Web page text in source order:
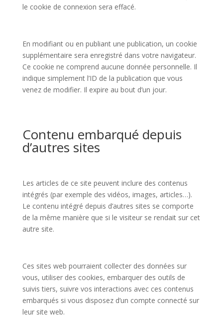
le cookie de connexion sera effacé.
En modifiant ou en publiant une publication, un cookie
supplémentaire sera enregistré dans votre navigateur.
Ce cookie ne comprend aucune donnée personnelle. Il
indique simplement l’ID de la publication que vous
venez de modifier. Il expire au bout d’un jour.
Contenu embarqué depuis
d’autres sites
Les articles de ce site peuvent inclure des contenus
intégrés (par exemple des vidéos, images, articles…).
Le contenu intégré depuis d’autres sites se comporte
de la même manière que si le visiteur se rendait sur cet
autre site.
Ces sites web pourraient collecter des données sur
vous, utiliser des cookies, embarquer des outils de
suivis tiers, suivre vos interactions avec ces contenus
embarqués si vous disposez d’un compte connecté sur
leur site web.